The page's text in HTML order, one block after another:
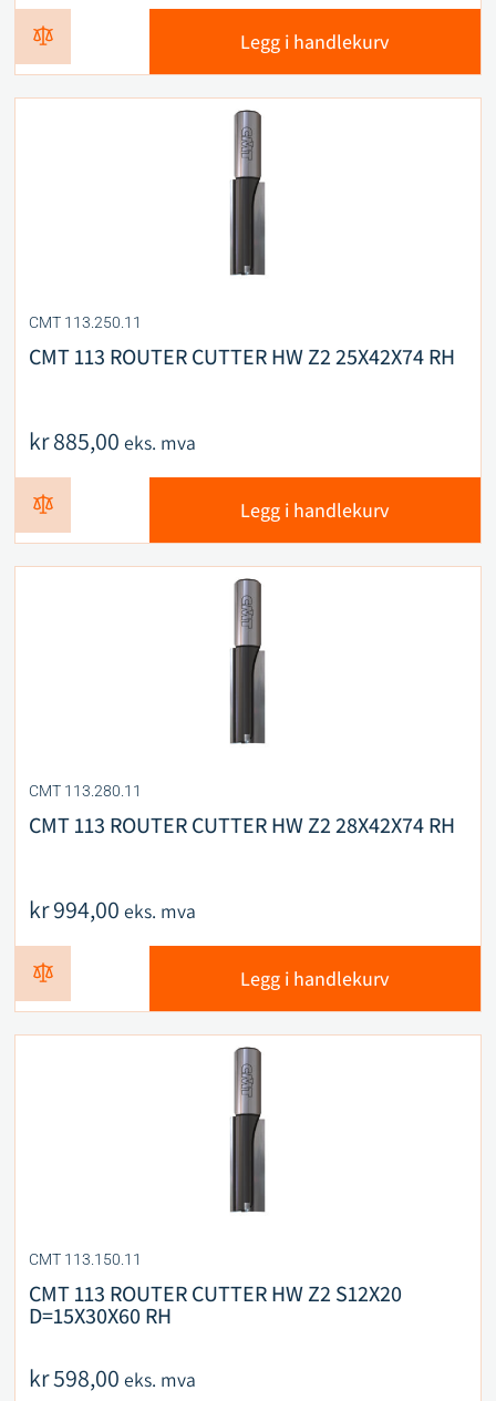
Legg i handlekurv
CMT 113.250.11
CMT 113 ROUTER CUTTER HW Z2 25X42X74 RH
kr885,00 eks. mva
Legg i handlekurv
CMT 113.280.11
CMT 113 ROUTER CUTTER HW Z2 28X42X74 RH
kr994,00 eks. mva
Legg i handlekurv
CMT 113.150.11
CMT 113 ROUTER CUTTER HW Z2 S12X20
D=15X30X60 RH
kr598,00 eks. mva